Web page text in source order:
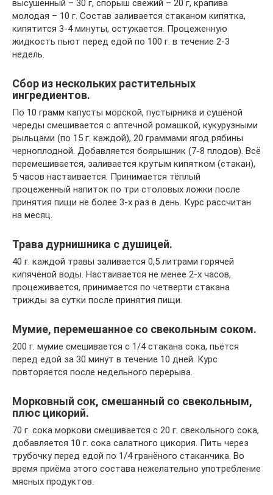
высушенный – 30 г, спорыш свежий – 20 г, крапива
молодая – 10 г. Состав заливается стаканом кипятка,
кипятится 3-4 минуты, остужается. Процеженную
жидкость пьют перед едой по 100 г. в течение 2-3
недель.
Сбор из нескольких растительных
ингредиентов.
По 10 грамм капусты морской, пустырника и сушёной
череды смешивается с аптечной ромашкой, кукурузными
рыльцами (по 15 г. каждой), 20 граммами ягод рябины
черноплодной. Добавляется боярышник (7-8 плодов). Всё
перемешивается, заливается крутым кипятком (стакан),
5 часов настаивается. Принимается тёплый
процеженный напиток по три столовых ложки после
принятия пищи не более 3-х раз в день. Курс рассчитан
на месяц.
Трава дурнишника с душицей.
40 г. каждой травы заливается 0,5 литрами горячей
кипячёной воды. Настаивается не менее 2-х часов,
процеживается, принимается по четверти стакана
трижды за сутки после принятия пищи.
Мумие, перемешанное со свекольным соком.
200 г. мумие смешивается с 1/4 стакана сока, пьётся
перед едой за 30 минут в течение 10 дней. Курс
повторяется после недельного перерыва.
Морковный сок, смешанный со свекольным,
плюс цикорий.
70 г. сока моркови смешивается с 20 г. свекольного сока,
добавляется 10 г. сока салатного цикория. Пить через
трубочку перед едой по 1/4 гранёного стаканчика. Во
время приёма этого состава нежелательно употребление
мясных продуктов.